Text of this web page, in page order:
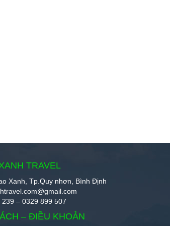
TRAVEL
Xanh, Tp.Quy nhơn, Bình Định
– 0329 899 507
– ĐIỀU KHOẢN